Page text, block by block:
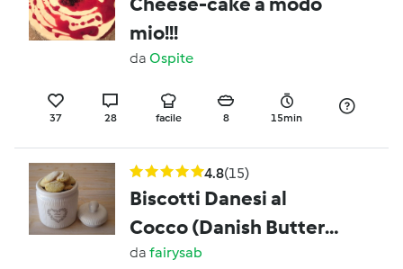
mio!!!
da Ospite
37 28 facile 8 15min
4.8(15)
Biscotti Danesi al
Cocco (Danish Butter
Cookies)
da fairysab